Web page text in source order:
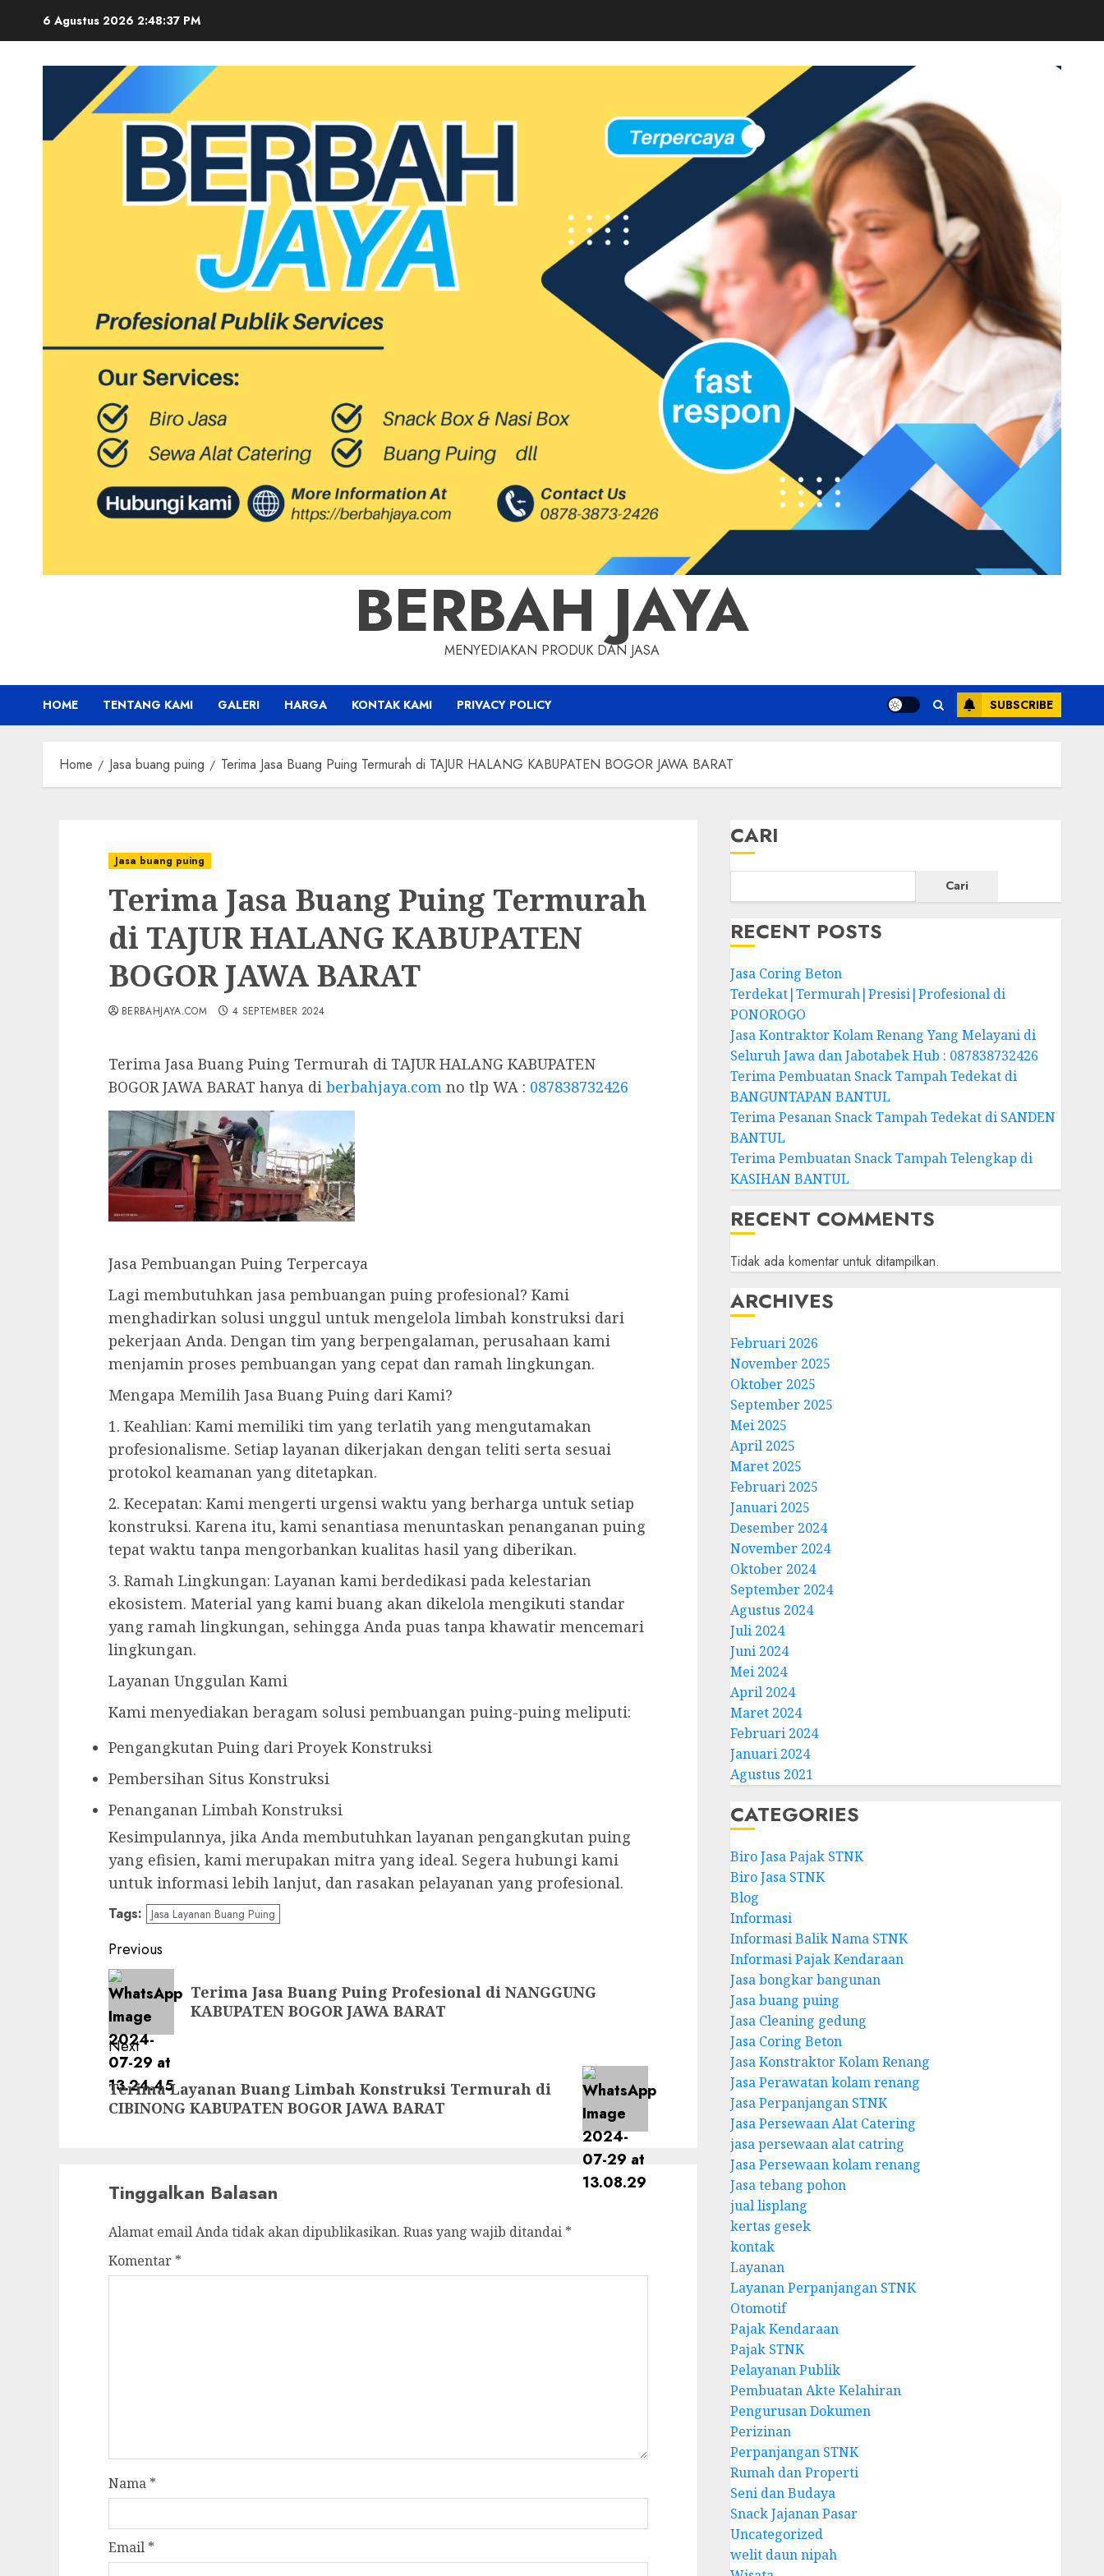
6 Agustus 2026 2:48:38 PM
BERBAH JAYA
MENYEDIAKAN PRODUK DAN JASA
HOME TENTANG KAMI GALERI HARGA KONTAK KAMI PRIVACY POLICY SUBSCRIBE
Home Jasa buang puing Terima Jasa Buang Puing Termurah di TAJUR HALANG KABUPATEN BOGOR JAWA BARAT
Jasa buang puing
Terima Jasa Buang Puing Termurah
di TAJUR HALANG KABUPATEN
BOGOR JAWA BARAT
BERBAHJAYA.COM 4 SEPTEMBER 2024
Terima Jasa Buang Puing Termurah di TAJUR HALANG KABUPATEN
BOGOR JAWA BARAT hanya di berbahjaya.com no tlp WA : 087838732426
Jasa Pembuangan Puing Terpercaya
Lagi membutuhkan jasa pembuangan puing profesional? Kami
menghadirkan solusi unggul untuk mengelola limbah konstruksi dari
pekerjaan Anda. Dengan tim yang berpengalaman, perusahaan kami
menjamin proses pembuangan yang cepat dan ramah lingkungan.
Mengapa Memilih Jasa Buang Puing dari Kami?
1. Keahlian: Kami memiliki tim yang terlatih yang mengutamakan
profesionalisme. Setiap layanan dikerjakan dengan teliti serta sesuai
protokol keamanan yang ditetapkan.
2. Kecepatan: Kami mengerti urgensi waktu yang berharga untuk setiap
konstruksi. Karena itu, kami senantiasa menuntaskan penanganan puing
tepat waktu tanpa mengorbankan kualitas hasil yang diberikan.
3. Ramah Lingkungan: Layanan kami berdedikasi pada kelestarian
ekosistem. Material yang kami buang akan dikelola mengikuti standar
yang ramah lingkungan, sehingga Anda puas tanpa khawatir mencemari
lingkungan.
Layanan Unggulan Kami
Kami menyediakan beragam solusi pembuangan puing-puing meliputi:
Pengangkutan Puing dari Proyek Konstruksi
Pembersihan Situs Konstruksi
Penanganan Limbah Konstruksi
Kesimpulannya, jika Anda membutuhkan layanan pengangkutan puing
yang efisien, kami merupakan mitra yang ideal. Segera hubungi kami
untuk informasi lebih lanjut, dan rasakan pelayanan yang profesional.
Tags: Jasa Layanan Buang Puing
Post
navigation
Previous
Previous
post:
Terima Jasa Buang Puing Profesional di NANGGUNG
KABUPATEN BOGOR JAWA BARAT
Next
Next
post:
Terima Layanan Buang Limbah Konstruksi Termurah di
CIBINONG KABUPATEN BOGOR JAWA BARAT
Tinggalkan Balasan
Alamat email Anda tidak akan dipublikasikan. Ruas yang wajib ditandai *
Komentar *
Nama *
Email *
CARI
Cari
RECENT POSTS
Jasa Coring Beton
Terdekat|Termurah|Presisi|Profesional di
PONOROGO
Jasa Kontraktor Kolam Renang Yang Melayani di
Seluruh Jawa dan Jabotabek Hub : 087838732426
Terima Pembuatan Snack Tampah Tedekat di
BANGUNTAPAN BANTUL
Terima Pesanan Snack Tampah Tedekat di SANDEN
BANTUL
Terima Pembuatan Snack Tampah Telengkap di
KASIHAN BANTUL
RECENT COMMENTS
Tidak ada komentar untuk ditampilkan.
ARCHIVES
Februari 2026
November 2025
Oktober 2025
September 2025
Mei 2025
April 2025
Maret 2025
Februari 2025
Januari 2025
Desember 2024
November 2024
Oktober 2024
September 2024
Agustus 2024
Juli 2024
Juni 2024
Mei 2024
April 2024
Maret 2024
Februari 2024
Januari 2024
Agustus 2021
CATEGORIES
Biro Jasa Pajak STNK
Biro Jasa STNK
Blog
Informasi
Informasi Balik Nama STNK
Informasi Pajak Kendaraan
Jasa bongkar bangunan
Jasa buang puing
Jasa Cleaning gedung
Jasa Coring Beton
Jasa Konstraktor Kolam Renang
Jasa Perawatan kolam renang
Jasa Perpanjangan STNK
Jasa Persewaan Alat Catering
jasa persewaan alat catring
Jasa Persewaan kolam renang
Jasa tebang pohon
jual lisplang
kertas gesek
kontak
Layanan
Layanan Perpanjangan STNK
Otomotif
Pajak Kendaraan
Pajak STNK
Pelayanan Publik
Pembuatan Akte Kelahiran
Pengurusan Dokumen
Perizinan
Perpanjangan STNK
Rumah dan Properti
Seni dan Budaya
Snack Jajanan Pasar
Uncategorized
welit daun nipah